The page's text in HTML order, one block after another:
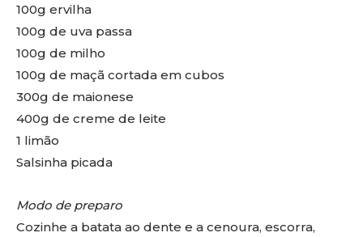
100g ervilha
100g de uva passa
100g de milho
100g de maçã cortada em cubos
300g de maionese
400g de creme de leite
1 limão
Salsinha picada
Modo de preparo
Cozinhe a batata ao dente e a cenoura, escorra,